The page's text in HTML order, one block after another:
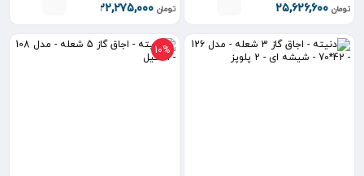
تومان ۲۵,۶۲۶,۶۰۰ تومان ۲۲,۲۷۵,۰۰۰
10%